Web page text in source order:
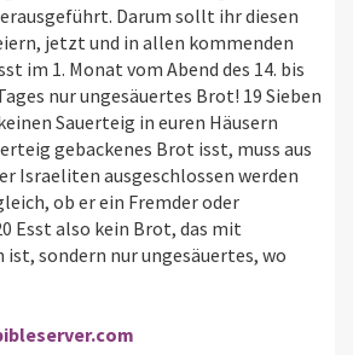
Darum sollt ihr diesen
jetzt und in allen kommenden
im 1. Monat vom Abend des 14. bis
nur ungesäuertes Brot! 19 Sieben
Sauerteig in euren Häusern
gebackenes Brot isst, muss aus
Israeliten ausgeschlossen werden
ob er ein Fremder oder
Esst also kein Brot, das mit
ist, sondern nur ungesäuertes, wo